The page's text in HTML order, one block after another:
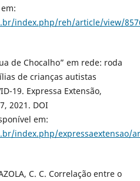
index.php/reh/article/view/
de Chocalho” em rede: roda
de crianças autistas
19. Expressa Extensão,
2021. DOI
em:
index.php/expressaextensao/
C. C. Correlação entre o